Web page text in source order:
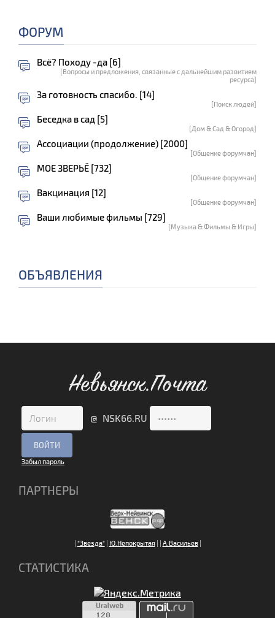
ФОРУМ
Всё? Походу -да [6]
[Вопросы и предложения, связанные с дальнейшим развитием
ресурса]
За готовность спасибо. [14]
[Поиск людей]
Беседка в сад [5]
[Дом & Сад & Огород]
Ассоциации (продолжение) [2000]
[Общение форумчан]
МОЕ ЗВЕРЬЁ [732]
[Общение форумчан]
Вакцинация [12]
[Общение форумчан]
Ваши любимые фильмы [729]
[Музыка & Фильмы & Игры]
ОБЪЯВЛЕНИЯ
Невьянск.Почта
@ NSK66.RU
Забыл пароль
ПАРТНЕРЫ
| "Звезда"| Ю.Непокрытая| | А.Васильев|
СТАТИСТИКА